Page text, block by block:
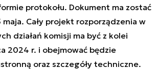
protokołu. Dokument ma zostać
Cały projekt rozporządzenia w
działań komisji ma być z kolei
2024 r. i obejmować będzie
oraz szczegóły techniczne.